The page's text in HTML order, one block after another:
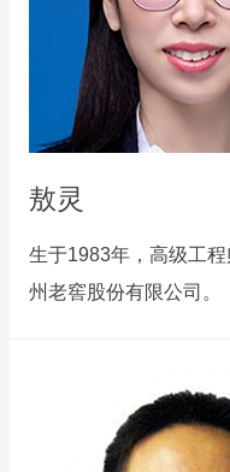
敖灵
生于1983年，高级工
州老窖股份有限公司。